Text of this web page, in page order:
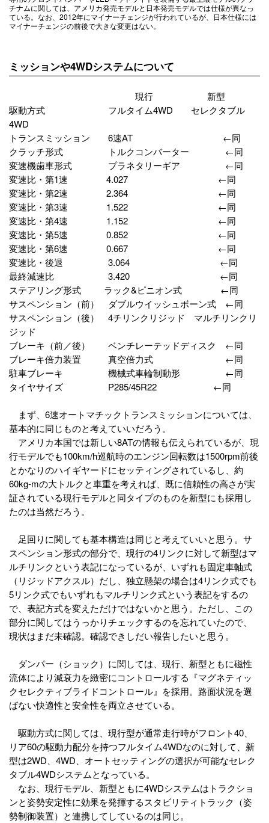
チナムに関しては、アメリカ発売モデルと日本発売モデルでは仕様が異なっ
ている。なお、2012年にマイナーチェンジが行われているが、日本仕様には
マイナーチェンジの前後で大きな変更はない。
ミッションや4WDシステムについて
現行 新型
駆動方式 フルタイム4WD セレクタブル
4WD
トランスミッション 6速AT ←同
クラッチ形式 トルクコンバーター ←同
変速機歯車形式 プラネタリーギア ←同
変速比・第1速 4.027 ←同
変速比・第2速 2.364 ←同
変速比・第3速 1.522 ←同
変速比・第4速 1.152 ←同
変速比・第5速 0.852 ←同
変速比・第6速 0.667 ←同
変速比・後退 3.064 ←同
最終減速比 3.420 ←同
ステアリング形式 ラック&ピニオン式 ←同
サスペンション（前） ダブルウイッシュボーン式 ←同
サスペンション（後） 4チリンクリジッド マルチリンクリ
ジッド
ブレーキ（前／後） ベンチレーテッドディスク ←同
ブレーキ倍力装置 真空倍力式 ←同
駐車ブレーキ 機械式車輪制動形 ←同
タイヤサイズ P285/45R22 ←同
まず、6速オートマチックトランスミッションについては、
基本的に同じものと考えていいだろう。
アメリカ本国では新しい8ATの情報も伝えられているが、現
行モデルでも100km/h巡航時のエンジン回転数は1500rpm前後
とかなりのハイギヤードにセッティングされているし、約
60kg-mの大トルクと車重を考えれば、既に信頼性の高さが実
証されている現行モデルと同タイプのものを新型にも採用し
たのは当然だろう。
足回りに関しても基本構造は同じと考えていいと思う。サ
スペンション形式の部分で、現行の4リンクに対して新型はマ
ルチリンクという表記になっているが、いずれも固定車軸式
（リジッドアクスル）だし、独立懸架の場合は4リンク式でも
5リンク式でもいずれもマルチリンク式という表記をするの
で、表記方式を変えただけではないかと思う。ただし、この
部分に関してはうっかりチェックするのを忘れていたので、
現状はまだ未確認。確認できしだい報告したいと思う。
ダンパー（ショック）に関しては、現行、新型ともに磁性
流体により減衰力を緻密にコントロールする『マグネティッ
クセレクティブライドコントロール』を採用。路面状況を選
ばない快適性と安全性を両立させている。
駆動方式に関しては、現行型が通常走行時がフロント40、
リア60の駆動力配分を持つフルタイム4WDなのに対して、新
型は2WD、4WD、オートセッティングの選択が可能なセレク
タブル4WDシステムとなっている。
なお、現行モデル、新型ともに4WDシステムはトラクショ
ンと姿勢安定性に効果を発揮するスタビリティトラック（姿
勢制御装置）と連携してしているのは同じ。